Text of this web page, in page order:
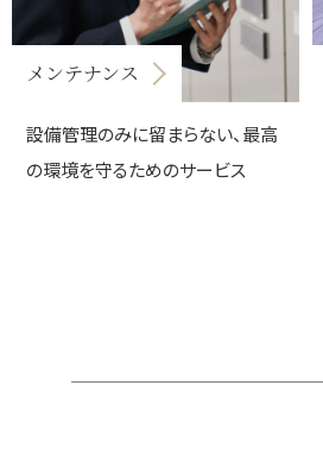
メンテナンス
設備管理のみに留まらない、最高
の環境を守るためのサービス